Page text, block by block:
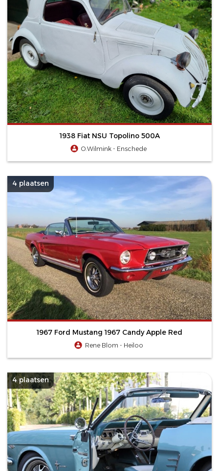
1938 Fiat NSU Topolino 500A
O.Wilmink - Enschede
4 plaatsen
1967 Ford Mustang 1967 Candy Apple Red
Rene Blom - Heiloo
4 plaatsen